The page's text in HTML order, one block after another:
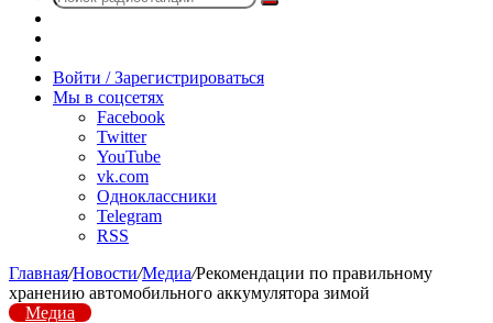
Поиск
радио
Войти / Зарегистрироваться
Мы в соцсетях
Facebook
Twitter
YouTube
vk.com
Одноклассники
Telegram
RSS
Главная/Новости/Медиа/Рекомендации по правильному
хранению автомобильного аккумулятора зимой
Медиа